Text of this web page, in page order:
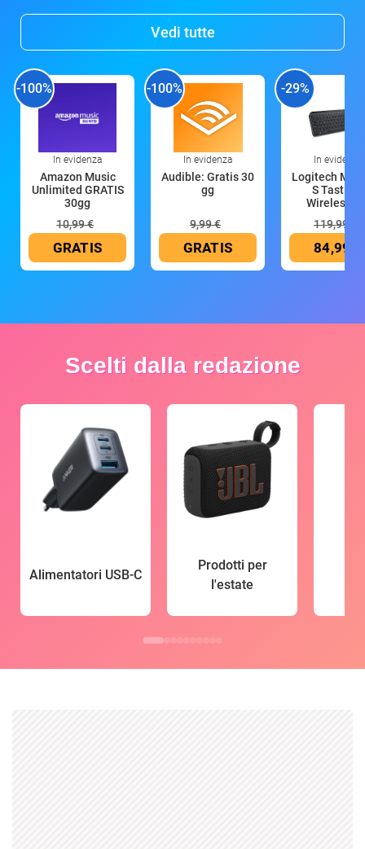
Vedi tutte
-100%
In evidenza
Amazon Music
Unlimited GRATIS
30gg
10,99 €
GRATIS
-100%
In evidenza
Audible: Gratis 30
gg
9,99 €
GRATIS
-29%
In evidenza
Logitech MX
S Tastiera
Wireless
119,99 €
84,99 €
Scelti dalla redazione
Alimentatori USB-C
Prodotti per
l'estate